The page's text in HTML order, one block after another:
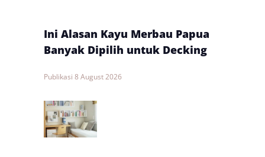
Ini Alasan Kayu Merbau Papua
Banyak Dipilih untuk Decking
Publikasi 8 August 2026